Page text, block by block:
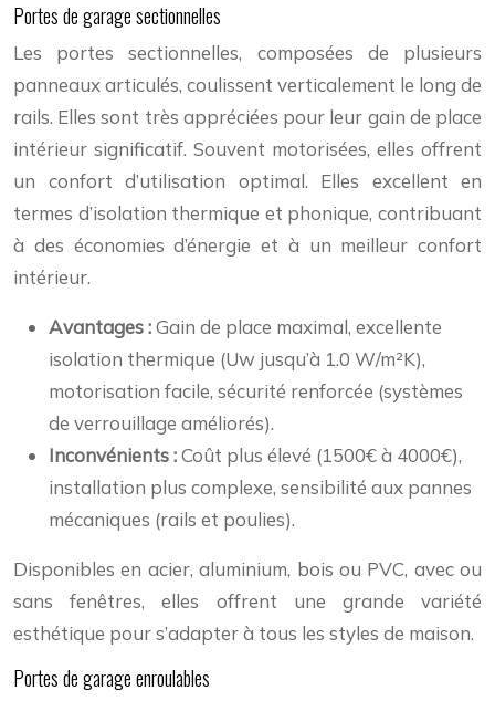
Portes de garage sectionnelles
Les portes sectionnelles, composées de plusieurs
panneaux articulés, coulissent verticalement le long de
rails. Elles sont très appréciées pour leur gain de place
intérieur significatif. Souvent motorisées, elles offrent
un confort d’utilisation optimal. Elles excellent en
termes d’isolation thermique et phonique, contribuant
à des économies d’énergie et à un meilleur confort
intérieur.
Avantages :Gain de place maximal, excellente
isolation thermique (Uw jusqu’à 1.0 W/m²K),
motorisation facile, sécurité renforcée (systèmes
de verrouillage améliorés).
Inconvénients :Coût plus élevé (1500€ à 4000€),
installation plus complexe, sensibilité aux pannes
mécaniques (rails et poulies).
Disponibles en acier, aluminium, bois ou PVC, avec ou
sans fenêtres, elles offrent une grande variété
esthétique pour s’adapter à tous les styles de maison.
Portes de garage enroulables